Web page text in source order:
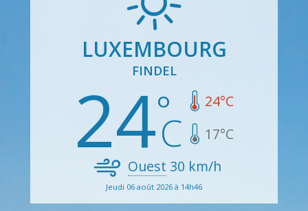
LUXEMBOURG
FINDEL
24 24°C
17°C
Ouest 30 km/h
Jeudi 06 août 2026 à 14h46